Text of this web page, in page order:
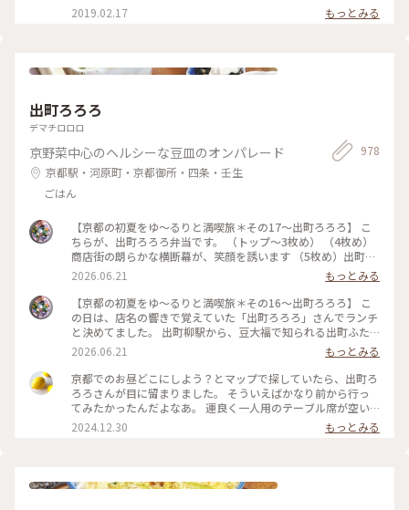
#OYATSU #スフレパンぺルデュ #いちご #いちコレ🍓 #朝ごパ
です。フレンチマーケットのフレジェはクレームムースリーム
が嘘みたいに軽やかで、甘くて香りの強いいちごが際立ちま
超人気 #冬のごちそう #堺筋本町 #本町 #大阪カフェ #ことりっ
2019.02.17 もっとみる
出町ろろろ
デマチロロロ
京野菜中心のヘルシーな豆皿のオンパレード
京都駅・河原町・京都御所・四条・壬生
ごはん
978
【京都の初夏をゆ〜るりと満喫旅＊その17〜出町ろろろ】 こ
ちらが、出町ろろろ弁当です。 （トップ〜3枚め） （4枚め）
商店街の朗らかな横断幕が、笑顔を誘います （5枚め）出町座
（ミニシアター） #懐かしくて優しい #ひとり散歩 #のんび
り #出町柳 #出町ろろろ #美味しい店 #おばんざい #こと
りっぷ京都
2026.06.21
もっとみる
【京都の初夏をゆ〜るりと満喫旅＊その16〜出町ろろろ】 こ
の日は、店名の響きで覚えていた「出町ろろろ」さんでランチ
と決めてました。 出町柳駅から、豆大福で知られる出町ふた
ばを目指して、すぐ右手の脇道を行くと間もなく。 ここら辺り
から、空気がのどかで、のんびり行きたいな。どこか懐かしく
て優しい。 それが喜びになりました。 （トップ）入口と看板
（2枚め）店内の雰囲気もスロー （3枚め）今日のメニュー案
内 お値段もリーズナブルで美味しいです！ 店内はこじんま
りとした規模なので、予約必至です。お料理は次の投稿に。 #
出町ろろろ #出町柳 #のんびり #ひとり散歩 #懐かしくて
2026.06.21
もっとみる
京都でのお昼どこにしよう？とマップで探していたら、出町ろ
ろろさんが目に留まりました。 そういえばかなり前から行っ
てみたかったんだよなあ。 運良く一人用のテーブル席が空い
ており、お昼のろろろ弁当をいただきました。 壬生菜や九条
ねぎを使ったおばんざい色々、熱々のだし巻きにザクザクのか
だったので身体に染み渡りました。 #京都 #出町柳 #ランチ #
2024.12.30 もっとみる